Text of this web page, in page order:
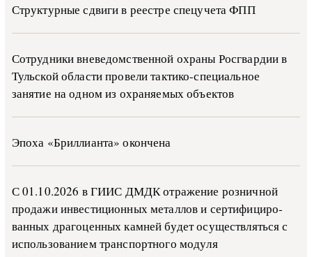
Структурные сдвиги в реестре спецучета ФПП
Сотрудники вневедомственной охраны Росгвардии в
Тульской области провели тактико-специальное
занятие на одном из охраняемых объектов
Эпоха «Бриллианта» окончена
С 01.10.2026 в ГИИС ДМДК от­ра­же­ние роз­ни­ч­ной
про­да­жи ин­ве­сти­ци­он­ных ме­тал­лов и сер­ти­фи­ци­ро­
ван­ных дра­го­цен­ных ка­м­ней бу­дет осу­ще­ств­лять­ся с
ис­поль­зо­ва­ни­ем тран­с­пор­т­но­го мо­ду­ля